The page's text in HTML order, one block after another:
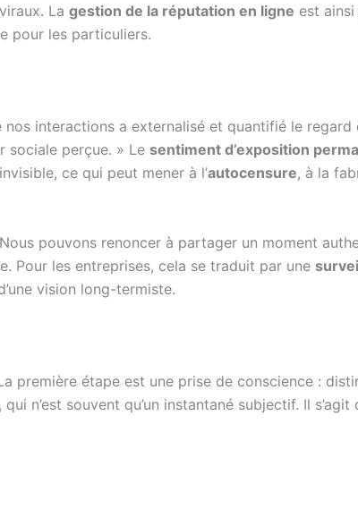
La gestion de la réputation en ligne est
pour les particuliers.
interactions a externalisé et quantifié le regard
sociale perçue. » Le sentiment d’exposition
ce qui peut mener à l’autocensure, à la
pouvons renoncer à partager un moment
Pour les entreprises, cela se traduit par une
vision long-termiste.
première étape est une prise de conscience :
n’est souvent qu’un instantané subjectif. Il